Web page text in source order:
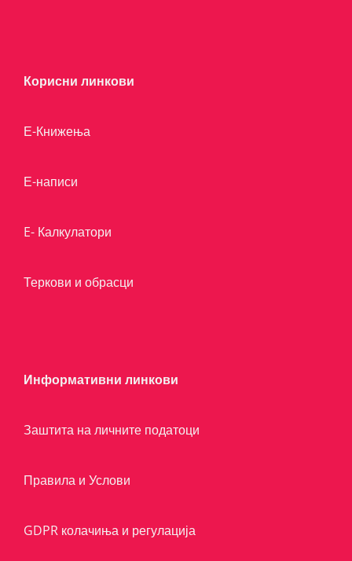
Корисни линкови
Е-Книжења
Е-написи
E- Калкулатори
Теркови и обрасци
Информативни линкови
Заштита на личните податоци
Правила и Услови
GDPR колачиња и регулација